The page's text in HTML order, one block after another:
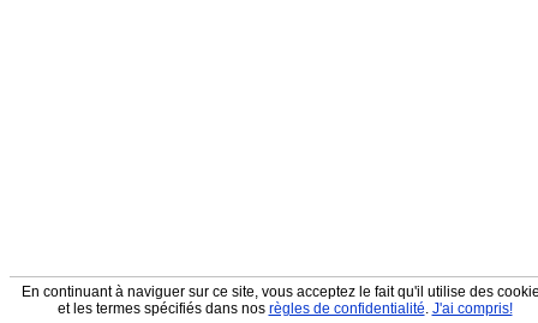
En continuant à naviguer sur ce site, vous acceptez le fait qu'il utilise des
et les termes spécifiés dans nos règles de confidentialité. J'ai compris!